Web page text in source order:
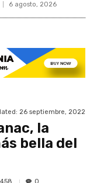
6 agosto, 2026